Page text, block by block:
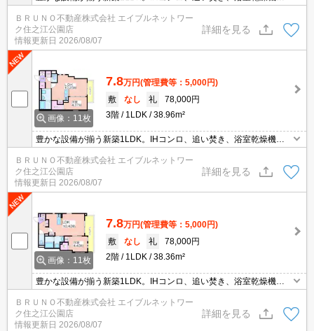
ウォークインクローゼット。南海本線 住吉大社駅まで徒歩6分の立
地で、快適な新生活を始めませんか。
ＢＲＵＮＯ不動産株式会社 エイブルネットワー
ク住之江公園店
情報更新日 2026/08/07
詳細を見る
画像：11枚
7.8万円(管理費等：5,000円)
敷
なし 礼
78,000円
3階
1LDK 38.96m²
豊かな設備が揃う新築1LDK。IHコンロ、追い焚き、浴室乾燥機、
ウォークインクローゼット。南海本線 住吉大社駅まで徒歩6分の立
地で、快適な新生活を始めませんか。
ＢＲＵＮＯ不動産株式会社 エイブルネットワー
ク住之江公園店
情報更新日 2026/08/07
詳細を見る
画像：11枚
7.8万円(管理費等：5,000円)
敷
なし 礼
78,000円
2階
1LDK 38.36m²
豊かな設備が揃う新築1LDK。IHコンロ、追い焚き、浴室乾燥機、
ウォークインクローゼット。南海本線 住吉大社駅まで徒歩6分の立
地で、快適な新生活を始めませんか。
ＢＲＵＮＯ不動産株式会社 エイブルネットワー
ク住之江公園店
情報更新日 2026/08/07
詳細を見る